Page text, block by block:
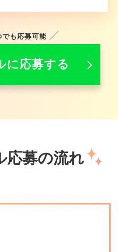
でも応募可能
に応募する
応募の流れ